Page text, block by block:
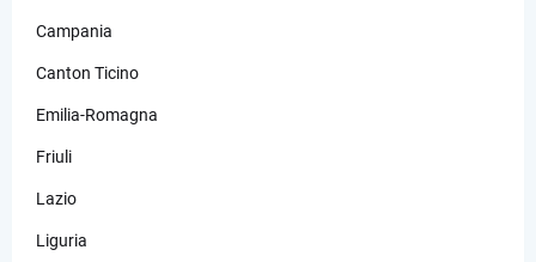
Campania
Canton Ticino
Emilia-Romagna
Friuli
Lazio
Liguria